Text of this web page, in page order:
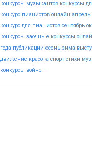
конкурсы музыкантов конкурсы
конкурс пианистов онлайн апрель
конкурс для пианистов сентябрь
конкурсы заочные конкурсы
года публикации осень зима
движение красота спорт стихи
конкурсы войне